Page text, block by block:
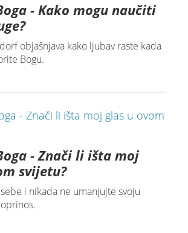
- Kako mogu naučiti
objašnjava kako ljubav raste kada
Bogu.
- Znači li išta moj
svijetu?
i nikada ne umanjujte svoju